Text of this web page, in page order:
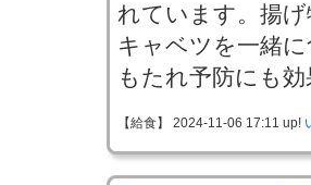
れています。揚
キャベツを一緒
もたれ予防にも
【給食】 2024-11-06 17:11 up!